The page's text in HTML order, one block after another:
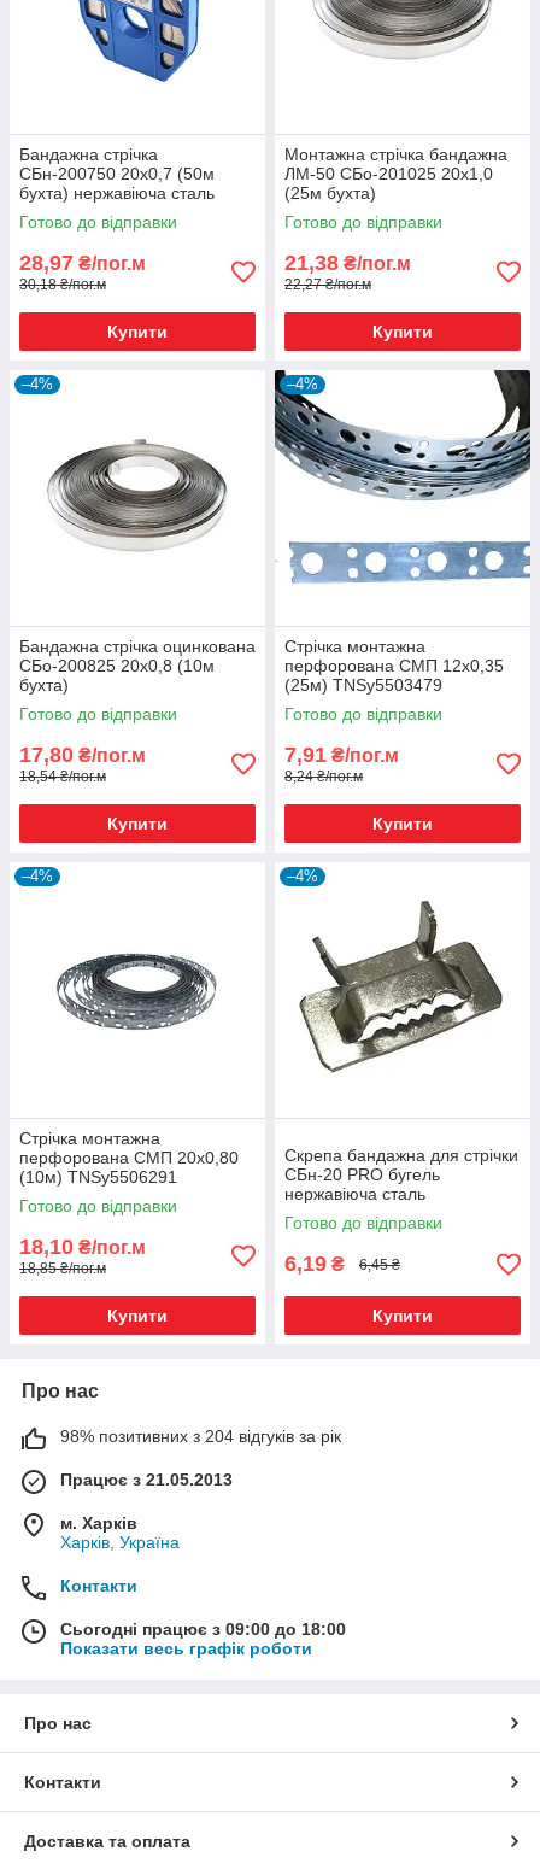
Бандажна стрічка
СБн-200750 20х0,7 (50м
бухта) нержавіюча сталь
AISI201
Готово до відправки
28,97 ₴/пог.м
30,18 ₴/пог.м
Купити
Монтажна стрічка бандажна
ЛМ-50 СБо-201025 20х1,0
(25м бухта)
Готово до відправки
21,38 ₴/пог.м
22,27 ₴/пог.м
Купити
–4%
Бандажна стрічка оцинкована
СБо-200825 20х0,8 (10м
бухта)
Готово до відправки
17,80 ₴/пог.м
18,54 ₴/пог.м
Купити
–4%
Стрічка монтажна
перфорована СМП 12х0,35
(25м) TNSy5503479
Готово до відправки
7,91 ₴/пог.м
8,24 ₴/пог.м
Купити
–4%
Стрічка монтажна
перфорована СМП 20х0,80
(10м) TNSy5506291
Готово до відправки
18,10 ₴/пог.м
18,85 ₴/пог.м
Купити
–4%
Скрепа бандажна для стрічки
СБн-20 PRO бугель
нержавіюча сталь
Готово до відправки
6,19 ₴ 6,45 ₴
Купити
Про нас
98% позитивних з 204 відгуків за рік
Працює з 21.05.2013
м. Харків
Харків, Україна
Контакти
Сьогодні працює з 09:00 до 18:00
Показати весь графік роботи
Про нас
Контакти
Доставка та оплата